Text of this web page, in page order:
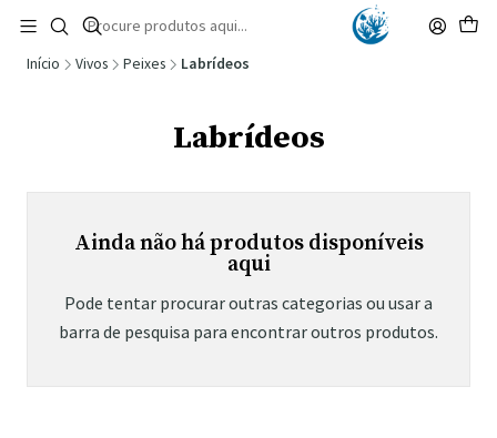
🚚 Portugal Continental: Portes Grátis desde 149,90€ (Envio extresso: 14,90€)
Ler mais
Início Vivos Peixes Labrídeos
Labrídeos
Ainda não há produtos disponíveis
aqui
Pode tentar procurar outras categorias ou usar a
barra de pesquisa para encontrar outros produtos.